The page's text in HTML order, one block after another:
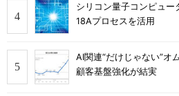
シリコン量子コンピュ
18Aプロセスを活用
AI関連“だけじゃない”オ
顧客基盤強化が結実